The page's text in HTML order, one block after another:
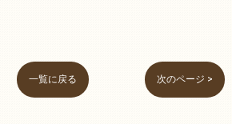
一覧に戻る 次のページ >